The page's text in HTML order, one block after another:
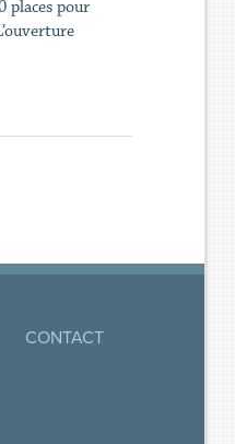
places pour
CONTACT